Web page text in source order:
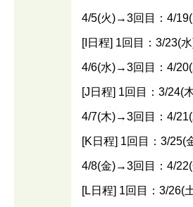
4/5(火)→3回目：4/
[I日程] 1回目：3/23(
4/6(水)→3回目：4/
[J日程] 1回目：3/24(
4/7(木)→3回目：4/
[K日程] 1回目：3/25(
4/8(金)→3回目：4/
[L日程] 1回目：3/26(